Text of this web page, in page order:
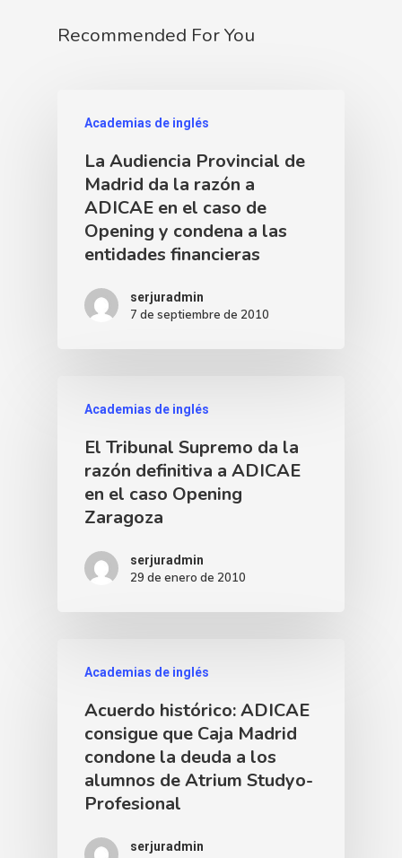
Recommended For You
Academias de inglés
La Audiencia Provincial de
Madrid da la razón a
ADICAE en el caso de
Opening y condena a las
entidades financieras
serjuradmin
7 de septiembre de 2010
Academias de inglés
El Tribunal Supremo da la
razón definitiva a ADICAE
en el caso Opening
Zaragoza
serjuradmin
29 de enero de 2010
Academias de inglés
Acuerdo histórico: ADICAE
consigue que Caja Madrid
condone la deuda a los
alumnos de Atrium Studyo-
Profesional
serjuradmin